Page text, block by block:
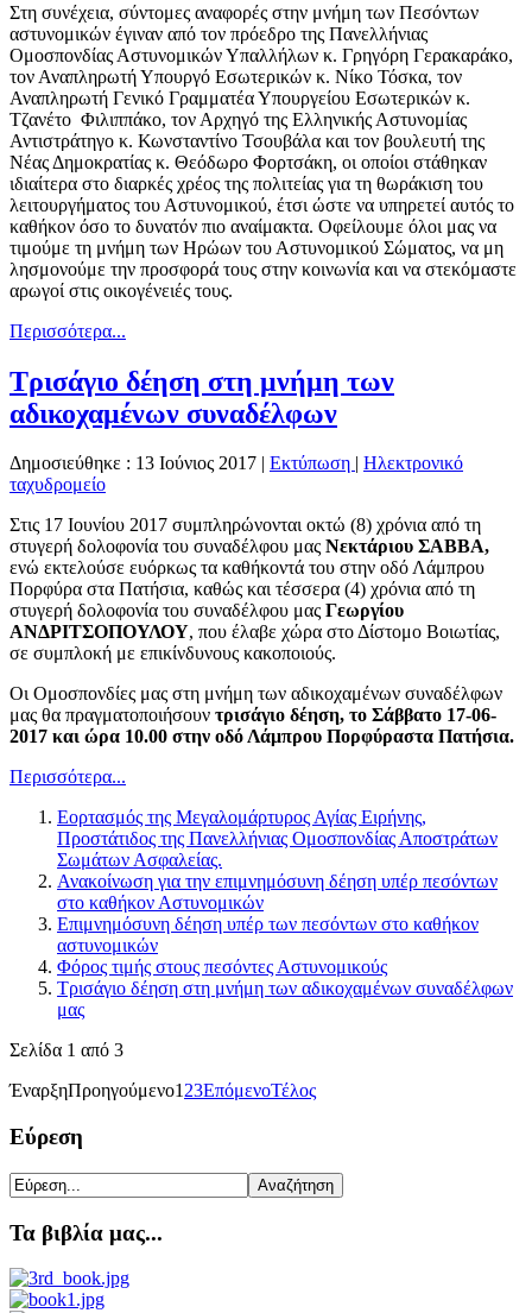
Στη συνέχεια, σύντομες αναφορές στην μνήμη των Πεσόντων
αστυνομικών έγιναν από τον πρόεδρο της Πανελλήνιας
Ομοσπονδίας Αστυνομικών Υπαλλήλων κ. Γρηγόρη Γερακαράκο,
τον Αναπληρωτή Υπουργό Εσωτερικών κ. Νίκο Τόσκα, τον
Αναπληρωτή Γενικό Γραμματέα Υπουργείου Εσωτερικών κ.
Τζανέτο Φιλιππάκο, τον Αρχηγό της Ελληνικής Αστυνομίας
Αντιστράτηγο κ. Κωνσταντίνο Τσουβάλα και τον βουλευτή της
Νέας Δημοκρατίας κ. Θεόδωρο Φορτσάκη, οι οποίοι στάθηκαν
ιδιαίτερα στο διαρκές χρέος της πολιτείας για τη θωράκιση του
λειτουργήματος του Αστυνομικού, έτσι ώστε να υπηρετεί αυτός το
καθήκον όσο το δυνατόν πιο αναίμακτα. Οφείλουμε όλοι μας να
τιμούμε τη μνήμη των Ηρώων του Αστυνομικού Σώματος, να μη
λησμονούμε την προσφορά τους στην κοινωνία και να στεκόμαστε
αρωγοί στις οικογένειές τους.
Περισσότερα...
Τρισάγιο δέηση στη μνήμη των
αδικοχαμένων συναδέλφων
Δημοσιεύθηκε : 13 Ιούνιος 2017 | Εκτύπωση | Ηλεκτρονικό
ταχυδρομείο
Στις 17 Ιουνίου 2017 συμπληρώνονται οκτώ (8) χρόνια από τη
στυγερή δολοφονία του συναδέλφου μας Νεκτάριου ΣΑΒΒΑ,
ενώ εκτελούσε ευόρκως τα καθήκοντά του στην οδό Λάμπρου
Πορφύρα στα Πατήσια, καθώς και τέσσερα (4) χρόνια από τη
στυγερή δολοφονία του συναδέλφου μας Γεωργίου
ΑΝΔΡΙΤΣΟΠΟΥΛΟΥ, που έλαβε χώρα στο Δίστομο Βοιωτίας,
σε συμπλοκή με επικίνδυνους κακοποιούς.
Οι Ομοσπονδίες μας στη μνήμη των αδικοχαμένων συναδέλφων
μας θα πραγματοποιήσουν τρισάγιο δέηση, το Σάββατο 17-06-
2017 και ώρα 10.00 στην οδό Λάμπρου Πορφύραστα Πατήσια.
Περισσότερα...
Εορτασμός της Μεγαλομάρτυρος Αγίας Ειρήνης,
Προστάτιδος της Πανελλήνιας Ομοσπονδίας Αποστράτων
Σωμάτων Ασφαλείας.
Ανακοίνωση για την επιμνημόσυνη δέηση υπέρ πεσόντων
στο καθήκον Αστυνομικών
Επιμνημόσυνη δέηση υπέρ των πεσόντων στο καθήκον
αστυνομικών
Φόρος τιμής στους πεσόντες Αστυνομικούς
Τρισάγιο δέηση στη μνήμη των αδικοχαμένων συναδέλφων
μας
Σελίδα 1 από 3
ΈναρξηΠροηγούμενο123ΕπόμενοΤέλος
Εύρεση
Τα βιβλία μας...